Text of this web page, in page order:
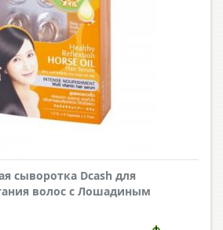
сыворотка Dcash для
волос с Лошадиным